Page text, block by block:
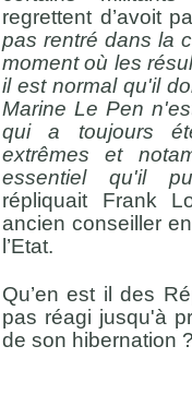
regrettent d’avoit
pas rentré dans la
moment où les
il est normal qu'il
Marine Le Pen
qui a toujours
extrêmes et
essentiel qu'il
répliquait Frank
ancien conseiller
l’Etat.
Qu’en est il des
pas réagi jusqu'à
de son hibernation ?